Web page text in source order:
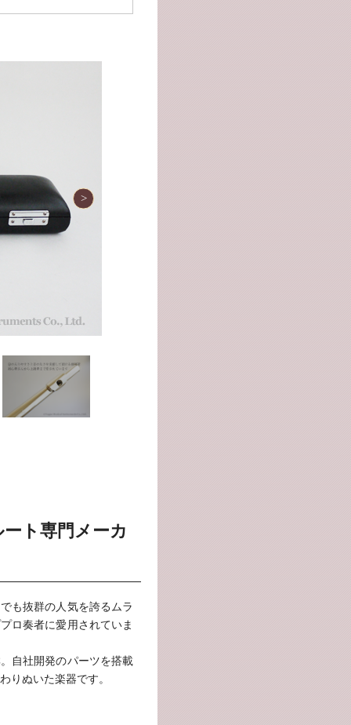
ト専門メーカ
も抜群の人気を誇るムラ
ロ奏者に愛用されていま
自社開発のパーツを搭載
りぬいた楽器です。